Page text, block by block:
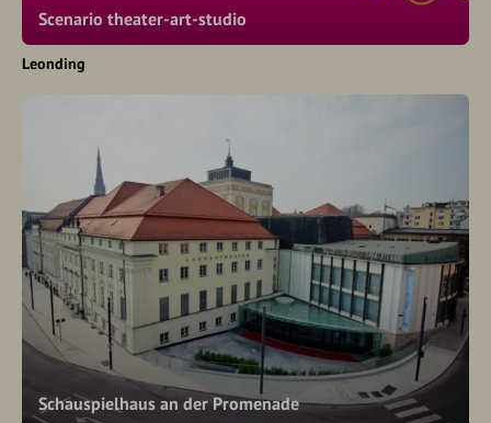
Scenario theater-art-studio
Leonding
Schauspielhaus an der Promenade